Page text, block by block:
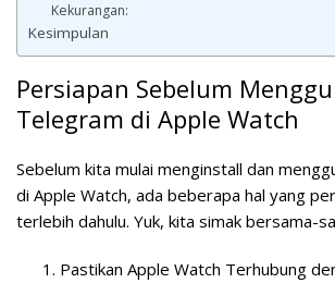
Kekurangan:
Kesimpulan
Persiapan Sebelum
Telegram di Apple Watch
Sebelum kita mulai menginstall dan
di Apple Watch, ada beberapa hal yang
terlebih dahulu. Yuk, kita simak bersama-
Pastikan Apple Watch Terhubung